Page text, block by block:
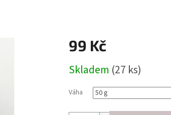
99 Kč
cena:
Skladem (27 ks)
Váha